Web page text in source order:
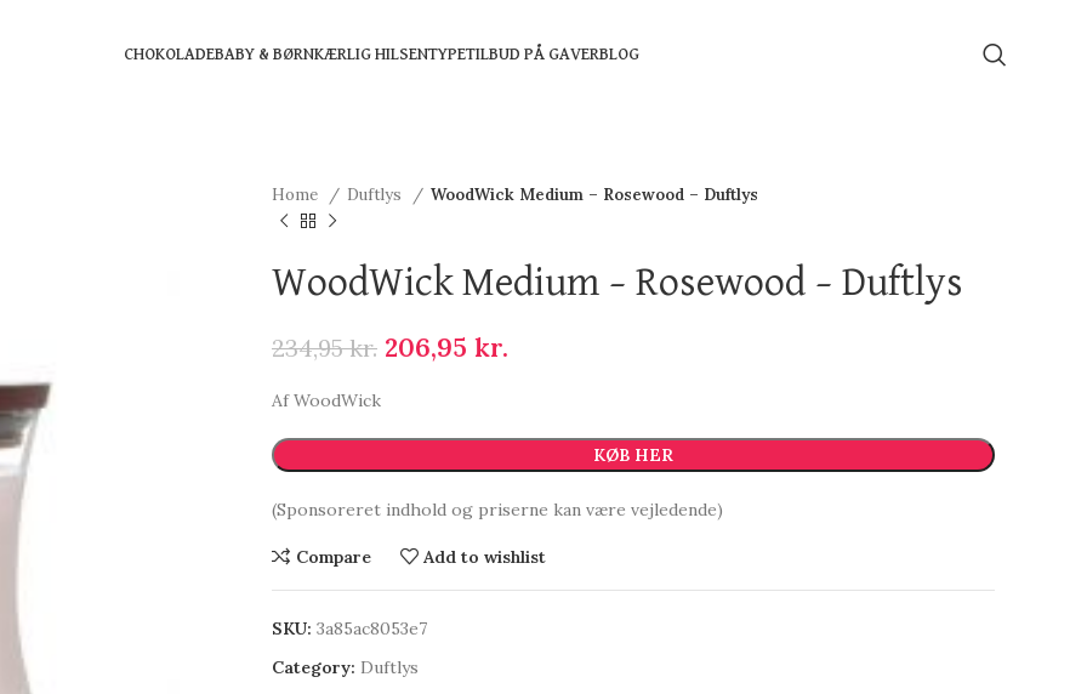
CHOKOLADEBABY & BØRNKÆRLIG HILSENTYPETILBUD PÅ GAVERBLOG
Home Duftlys WoodWick Medium – Rosewood – Duftlys
WoodWick Medium – Rosewood – Duftlys
234,95kr. 206,95 kr.
Af WoodWick
KØB HER
(Sponsoreret indhold og priserne kan være vejledende)
Compare Add to wishlist
SKU: 3a85ac8053e7
Category: Duftlys